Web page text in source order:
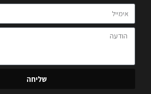
שליחה